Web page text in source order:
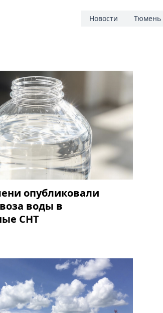
Новости Тюмень
опубликовали
воды в
СНТ